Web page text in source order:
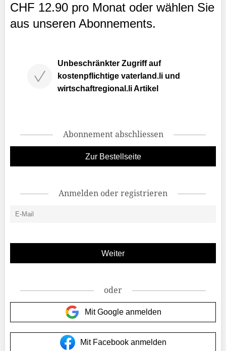
CHF 12.90 pro Monat oder wählen Sie
aus unseren Abonnements.
Unbeschränkter Zugriff auf
kostenpflichtige vaterland.li und
wirtschaftregional.li Artikel
Abonnement abschliessen
Zur Bestellseite
Anmelden oder registrieren
oder
Mit Google anmelden
Mit Facebook anmelden